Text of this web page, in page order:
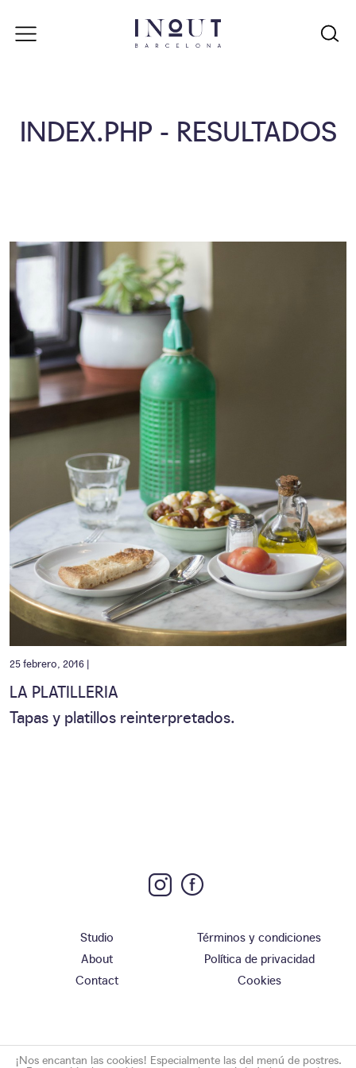
INDEX.PHP - RESULTADOS
25 febrero, 2016 |
LA PLATILLERIA
Tapas y platillos reinterpretados.
Studio
About
Contact
Términos y condiciones
Política de privacidad
Cookies
¡Nos encantan las cookies! Especialmente las del menú de postres.